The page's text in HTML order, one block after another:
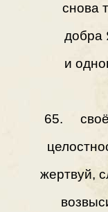
снова
добра
и
65. своё
жертвуй,